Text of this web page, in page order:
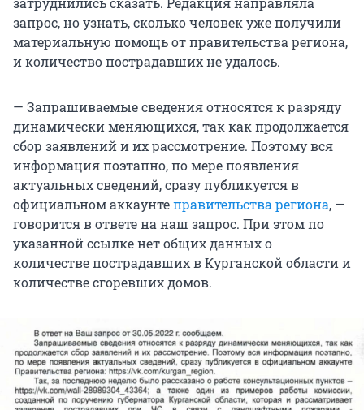
запрос, но узнать, сколько человек уже получили
материальную помощь от правительства региона,
и количество пострадавших не удалось.
— Запрашиваемые сведения относятся к разряду
динамически меняющихся, так как продолжается
сбор заявлений и их рассмотрение. Поэтому вся
информация поэтапно, по мере появления
актуальных сведений, сразу публикуется в
официальном аккаунтеправительства региона, —
говорится в ответе на наш запрос. При этом по
указанной ссылке нет общих данных о
количестве пострадавших в Курганской области и
количестве сгоревших домов.